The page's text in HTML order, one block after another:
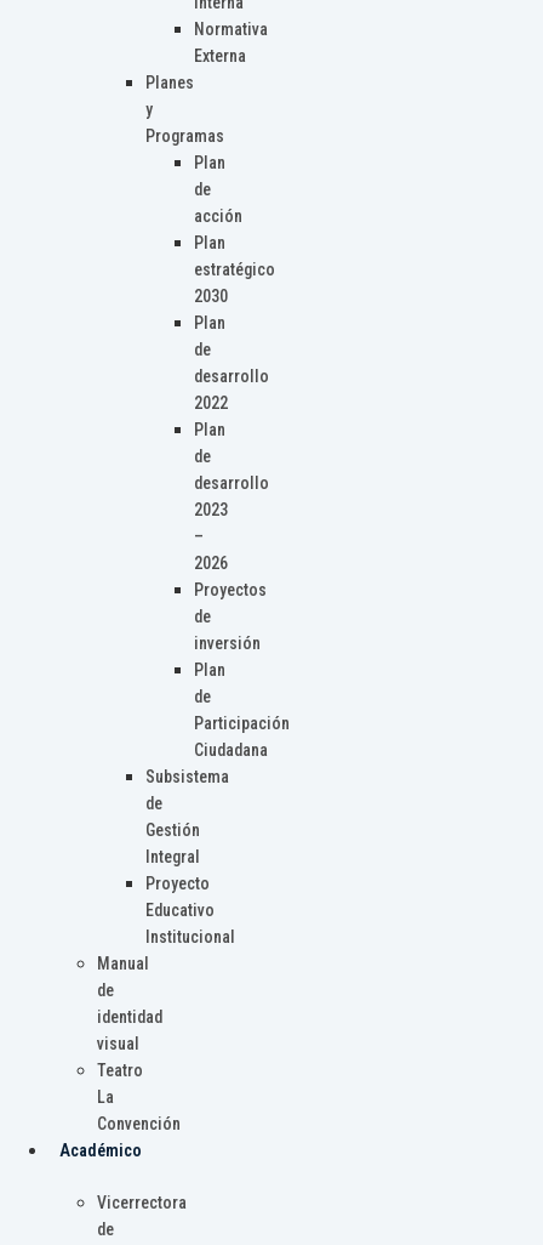
Normativa
Externa
Planes
y
Programas
Plan
de
acción
Plan
estratégico
2030
Plan
de
desarrollo
2022
Plan
de
desarrollo
2023
–
2026
Proyectos
de
inversión
Plan
de
Participación
Ciudadana
Subsistema
de
Gestión
Integral
Proyecto
Educativo
Institucional
Manual
de
identidad
visual
Teatro
La
Convención
Académico
Vicerrectora
de